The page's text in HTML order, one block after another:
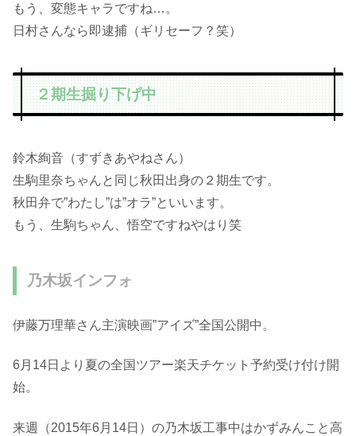
もう、変態キャラですね…。
日村さんなら即逮捕（ギリセーフ？笑）
２期生掘り下げ中
鈴木絢音（すずきあやねさん）
生駒里奈ちゃんと同じ秋田出身の２期生です。
秋田弁で”わたし”は”オラ”といいます。
もう、生駒ちゃん、悟空ですねやはり笑
乃木坂インフォ
伊藤万理華さん主演映画”アイズ”全国公開中。
6月14日より夏の全国ツアー楽天チケット予約受け付け開
始。
来週（2015年6月14日）の乃木坂工事中はかずみんこと高